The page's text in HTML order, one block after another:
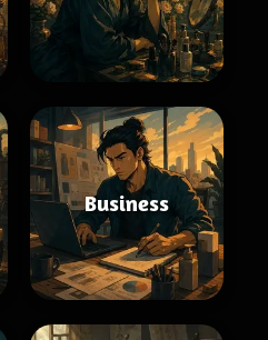
Business